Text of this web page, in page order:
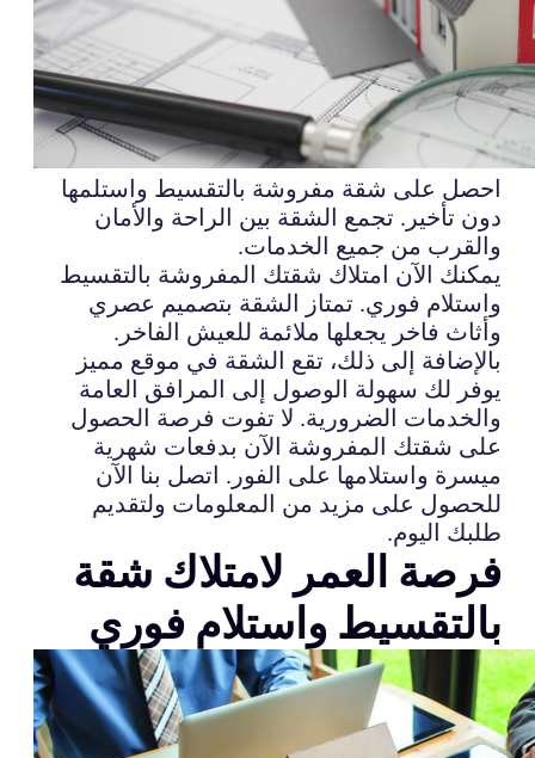
احصل على شقة مفروشة بالتقسيط واستلمها
دون تأخير. تجمع الشقة بين الراحة والأمان
والقرب من جميع الخدمات.
يمكنك الآن امتلاك شقتك المفروشة بالتقسيط
واستلام فوري. تمتاز الشقة بتصميم عصري
وأثاث فاخر يجعلها ملائمة للعيش الفاخر.
بالإضافة إلى ذلك، تقع الشقة في موقع مميز
يوفر لك سهولة الوصول إلى المرافق العامة
والخدمات الضرورية. لا تفوت فرصة الحصول
على شقتك المفروشة الآن بدفعات شهرية
ميسرة واستلامها على الفور. اتصل بنا الآن
للحصول على مزيد من المعلومات ولتقديم
طلبك اليوم.
فرصة العمر لامتلاك شقة
بالتقسيط واستلام فوري